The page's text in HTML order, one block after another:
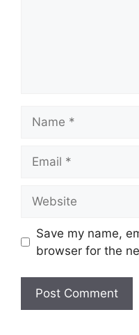
Save my name,
browser for the